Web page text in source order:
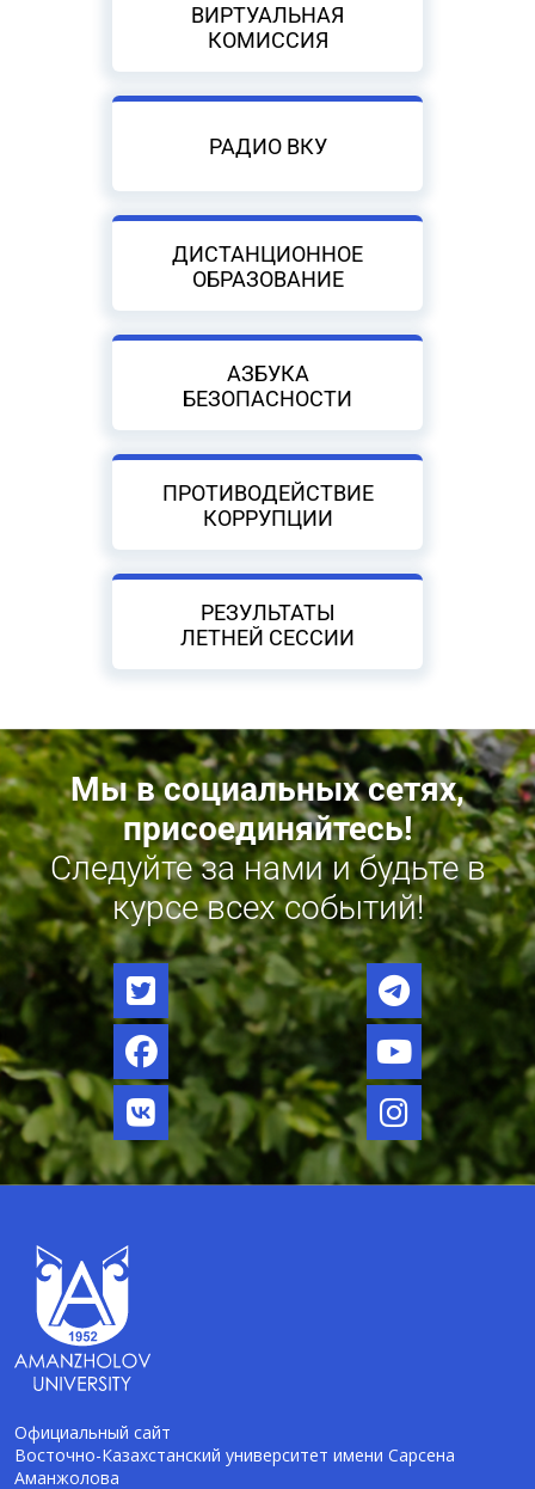
ВИРТУАЛЬНАЯ
КОМИССИЯ
РАДИО ВКУ
ДИСТАНЦИОННОЕ
ОБРАЗОВАНИЕ
АЗБУКА
БЕЗОПАСНОСТИ
ПРОТИВОДЕЙСТВИЕ
КОРРУПЦИИ
РЕЗУЛЬТАТЫ
ЛЕТНЕЙ СЕССИИ
Мы в социальных сетях,
присоединяйтесь!
Следуйте за нами и будьте в
курсе всех событий!
Официальный сайт
Восточно-Казахстанский университет имени Сарсена
Аманжолова